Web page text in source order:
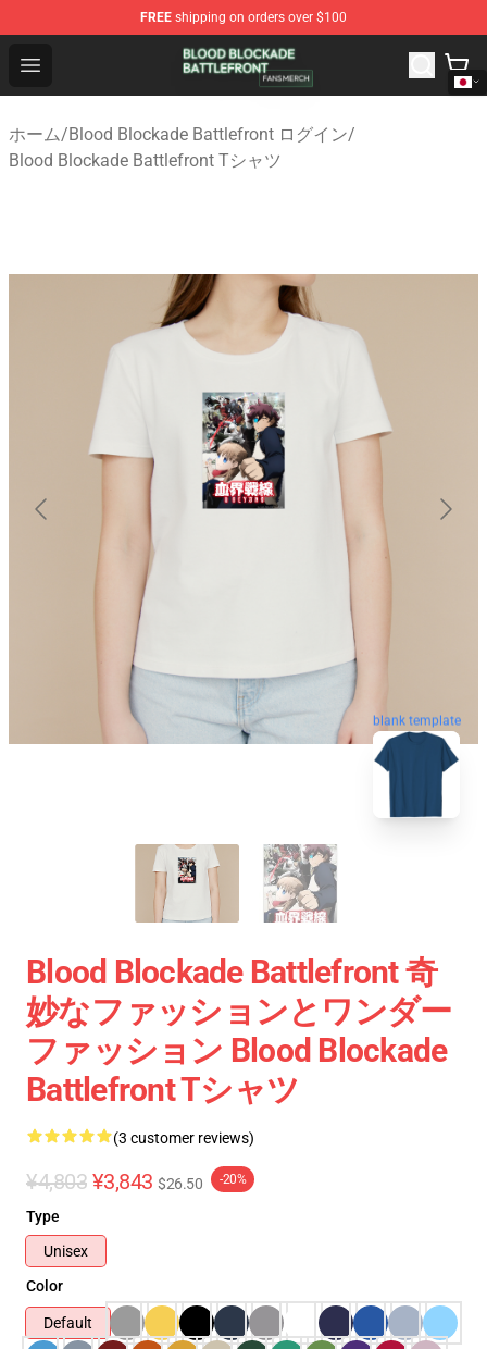
FREE shipping on orders over $100
Open menu
Blood Blockade Battlefront Shop - Official Blood
ホーム/Blood Blockade Battlefront ログイン/
Blood Blockade Battlefront Tシャツ
blank template
Blood Blockade Battlefront 奇
妙なファッションとワンダー
ファッション Blood Blockade
Battlefront Tシャツ
(3 customer reviews)
¥4,803 ¥3,843 $26.50 -20%
Type
Unisex
Color
Default